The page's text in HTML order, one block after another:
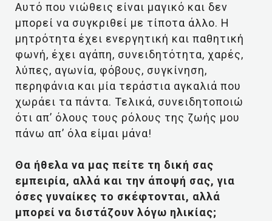
Αυτό που νιώθεις είναι μαγικό και δεν
μπορεί να συγκριθεί με τίποτα άλλο. Η
μητρότητα έχει ενεργητική και παθητική
φωνή, έχει αγάπη, συνειδητότητα, χαρές,
λύπες, αγωνία, φόβους, συγκίνηση,
περηφάνια και μία τεράστια αγκαλιά που
χωράει τα πάντα. Τελικά, συνειδητοποιώ
ότι απ’ όλους τους ρόλους της ζωής μου
πάνω απ’ όλα είμαι μάνα!
Θα ήθελα να μας πείτε τη δική σας
εμπειρία, αλλά και την άποψή σας, για
όσες γυναίκες το σκέφτονται, αλλά
μπορεί να διστάζουν λόγω ηλικίας;